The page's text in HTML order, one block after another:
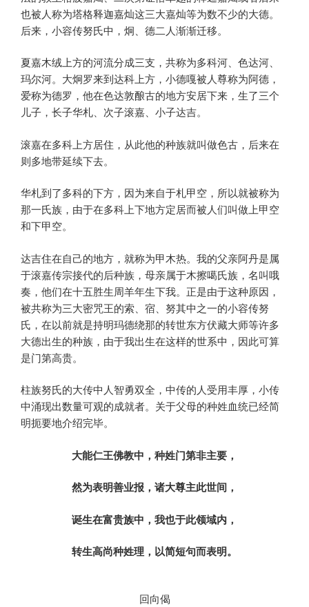
也被人称为塔格释迦嘉灿这三大嘉灿等为数不少的大德。
后来，小容传努氏中，炯、德二人渐渐迁移。
夏嘉木绒上方的河流分成三支，共称为多科河、色达河、
玛尔河。大炯罗来到达科上方，小德嘎被人尊称为阿德，
爱称为德罗，他在色达敦酿古的地方安居下来，生了三个
儿子，长子华札、次子滚嘉、小子达吉。
滚嘉在多科上方居住，从此他的种族就叫做色古，后来在
则多地带延续下去。
华札到了多科的下方，因为来自于札甲空，所以就被称为
那一氏族，由于在多科上下地方定居而被人们叫做上甲空
和下甲空。
达吉住在自己的地方，就称为甲木热。我的父亲阿丹是属
于滚嘉传宗接代的后种族，母亲属于木擦噶氏族，名叫哦
奏，他们在十五胜生周羊年生下我。正是由于这种原因，
被共称为三大密咒王的索、宿、努其中之一的小容传努
氏，在以前就是持明玛德绕那的转世东方伏藏大师等许多
大德出生的种族，由于我出生在这样的世系中，因此可算
是门第高贵。
柱族努氏的大传中人智勇双全，中传的人受用丰厚，小传
中涌现出数量可观的成就者。关于父母的种姓血统已经简
明扼要地介绍完毕。
大能仁王佛教中，种姓门第非主要，
然为表明善业报，诸大尊主此世间，
诞生在富贵族中，我也于此领域内，
转生高尚种姓理，以简短句而表明。
回向偈